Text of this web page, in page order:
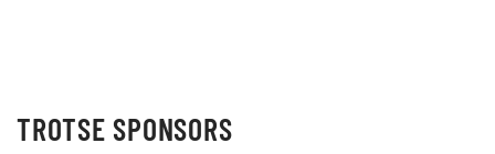
TROTSE SPONSORS